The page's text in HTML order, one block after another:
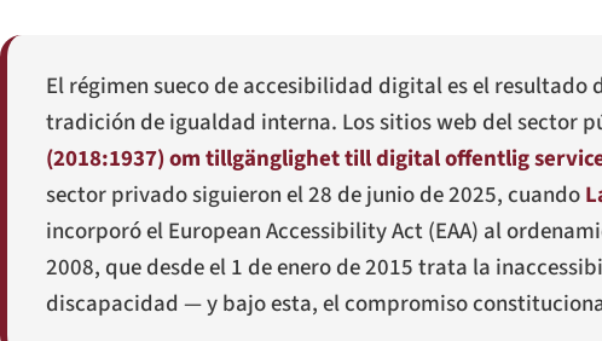
El régimen sueco de accesibilidad digital es el
tradición de igualdad interna. Los sitios web del sector
(2018:1937) om tillgänglighet till digital offentlig
sector privado siguieron el 28 de junio de 2025, cuando
incorporó el European Accessibility Act (EAA) al
2008, que desde el 1 de enero de 2015 trata la
discapacidad — y bajo esta, el compromiso